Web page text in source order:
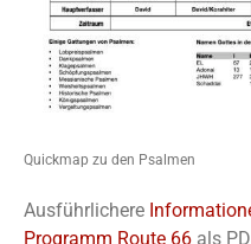
Quickmap zu den Psalmen
Ausführlichere
Programm Route 66 als